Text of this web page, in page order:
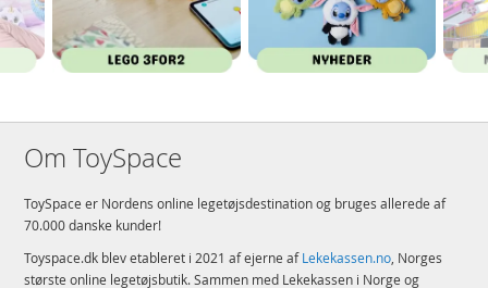
Om ToySpace
ToySpace er Nordens online legetøjsdestination og bruges allerede af
70.000 danske kunder!
Toyspace.dk blev etableret i 2021 af ejerne afLekekassen.no , Norges
største online legetøjsbutik. Sammen med Lekekassen i Norge og